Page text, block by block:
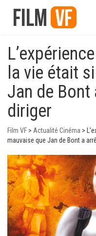
la vie était
Jan de Bont
diriger
Film VF > Actualité Cinéma >
mauvaise que Jan de Bont a